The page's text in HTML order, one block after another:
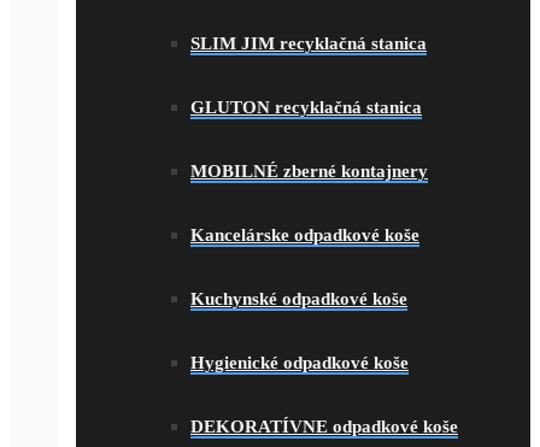
SLIM JIM recyklačná stanica
GLUTON recyklačná stanica
MOBILNÉ zberné kontajnery
Kancelárske odpadkové koše
Kuchynské odpadkové koše
Hygienické odpadkové koše
DEKORATÍVNE odpadkové koše